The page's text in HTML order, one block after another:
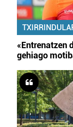
«Entrenatzen
gehiago